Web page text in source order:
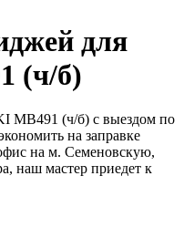
для
(ч/б)
MB491 (ч/б) с выездом по
на заправке
на м. Семеновскую,
наш мастер приедет к